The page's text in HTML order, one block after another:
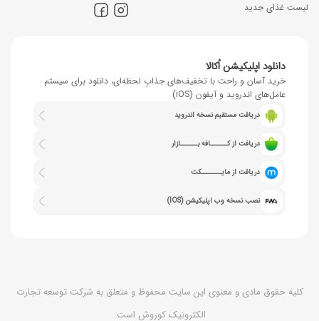
لیست غذای جدید
دانلود اپلیکیشن اُکالا
خرید آسان و راحت با تخفیف‌های جذابِ لحظه‌ای، دانلود برای سیستم
عامل‌های اندروید و آیفون (iOS)
دریافت مستقیم نسخه اندروید
دریافت از کــــــافه بــــــازار
دریافت از مایـــــــکت
نصب نسخه وب اپلیکیشن (IOS)
کلیه حقوق مادی و معنوی این سایت محفوظ و متعلق به شرکت توسعه تجارت
الکترونیک کوروش است.